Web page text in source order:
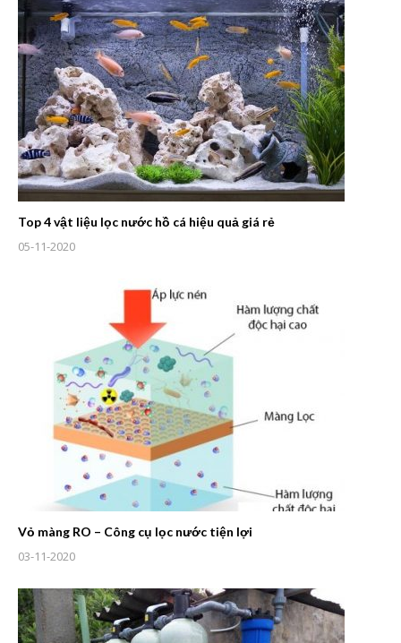
Top 4 vật liệu lọc nước hồ cá hiệu quả giá rẻ
05-11-2020
Vỏ màng RO – Công cụ lọc nước tiện lợi
03-11-2020